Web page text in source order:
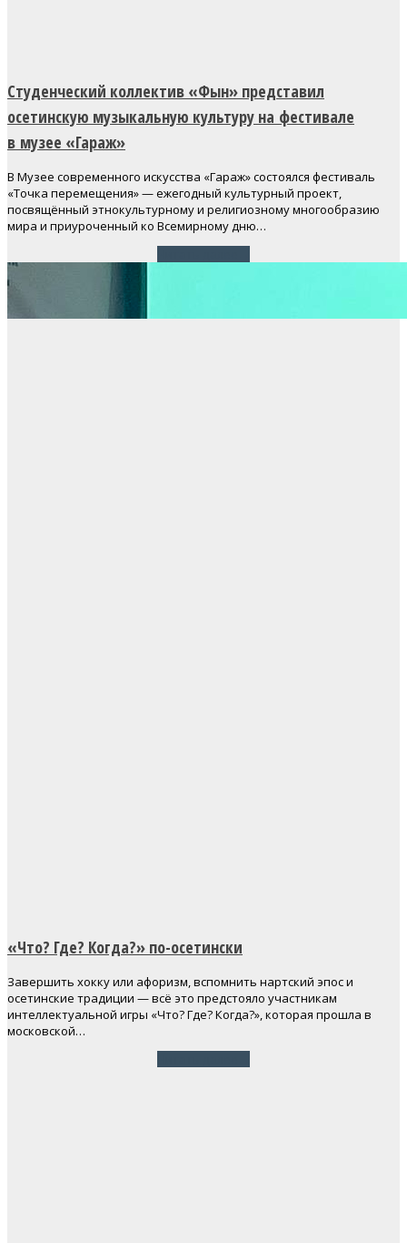
Студенческий коллектив «Фын» представил
осетинскую музыкальную культуру на фестивале
в музее «Гараж»
В Музее современного искусства «Гараж» состоялся фестиваль
«Точка перемещения» — ежегодный культурный проект,
посвящённый этнокультурному и религиозному многообразию
мира и приуроченный ко Всемирному дню…
«Что? Где? Когда?» по-осетински
Завершить хокку или афоризм, вспомнить нартский эпос и
осетинские традиции — всё это предстояло участникам
интеллектуальной игры «Что? Где? Когда?», которая прошла в
московской…